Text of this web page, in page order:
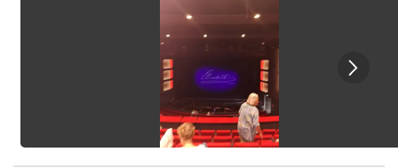
nicht veröffentlicht. Es kann einige Wochen dauern, bis eine
Bewertung veröffentlicht wird.